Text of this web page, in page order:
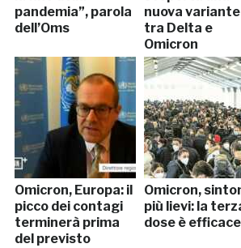
pandemia”, parola
dell’Oms
nuova
tra Delta e
Omicron
Omicron, Europa: il
picco dei contagi
terminerà prima
del previsto
Omicron,
più lievi: la
dose è efficace